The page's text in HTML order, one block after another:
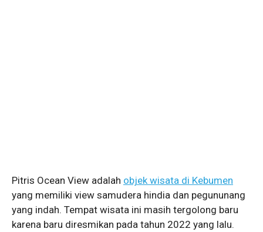
Pitris Ocean View adalah objek wisata di Kebumen
yang memiliki view samudera hindia dan pegununang
yang indah. Tempat wisata ini masih tergolong baru
karena baru diresmikan pada tahun 2022 yang lalu.